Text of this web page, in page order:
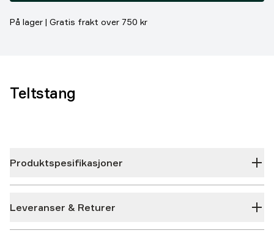
På lager | Gratis frakt over 750 kr
Teltstang
Produktspesifikasjoner
Leveranser & Returer